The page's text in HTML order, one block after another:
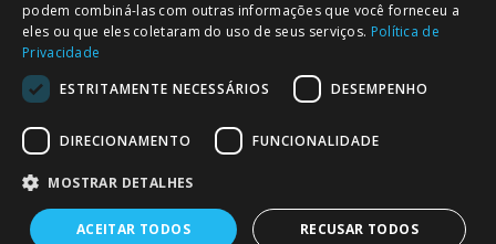
NOTÍCIAS/COMUNICADOS
Notícias
Comunicados
© 2026 Associação Futebol Popular Barcelos
podem combiná-las com outras informações que você forneceu a
eles ou que eles coletaram do uso de seus serviços. Política de
Privacidade
ESTRITAMENTE NECESSÁRIOS
DESEMPENHO
DIRECIONAMENTO FUNCIONALIDADE
MOSTRAR DETALHES
ACEITAR TODOS RECUSAR TODOS